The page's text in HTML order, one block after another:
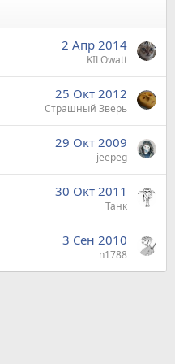
2 Апр 2014
KILOwatt
25 Окт 2012
Страшный Зверь
29 Окт 2009
jeepeg
30 Окт 2011
Танк
3 Сен 2010
n1788